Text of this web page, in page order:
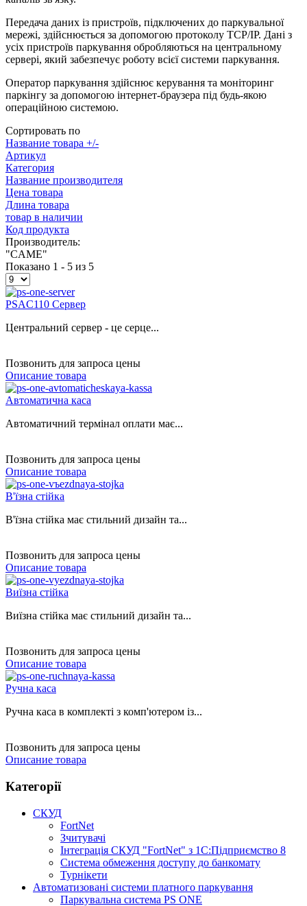
Передача даних із пристроїв, підключених до паркувальної
мережі, здійснюється за допомогою протоколу TCP/IP. Дані з
усіх пристроїв паркування обробляються на центральному
сервері, який забезпечує роботу всієї системи паркування.
Оператор паркування здійснює керування та моніторинг
паркінгу за допомогою інтернет-браузера під будь-якою
операційною системою.
Сортировать по
Название товара +/-
Артикул
Категория
Название производителя
Цена товара
Длина товара
товар в наличии
Код продукта
Производитель:
"CAME"
Показано 1 - 5 из 5
PSAC110 Сервер
Центральний сервер - це серце...
Позвонить для запроса цены
Описание товара
Автоматична каса
Автоматичний термінал оплати має...
Позвонить для запроса цены
Описание товара
В'їзна стійка
В'їзна стійка має стильний дизайн та...
Позвонить для запроса цены
Описание товара
Виїзна стійка
Виїзна стійка має стильний дизайн та...
Позвонить для запроса цены
Описание товара
Ручна каса
Ручна каса в комплекті з комп'ютером із...
Позвонить для запроса цены
Описание товара
Категорії
СКУД
FortNet
Зчитувачі
Інтеграція СКУД "FortNet" з 1С:Підприємство 8
Система обмеження доступу до банкомату
Турнікети
Автоматизовані системи платного паркування
Паркувальна система PS ONE